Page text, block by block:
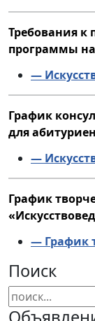
Требования к
программы на
—
График
для
—
График
— График
Поиск